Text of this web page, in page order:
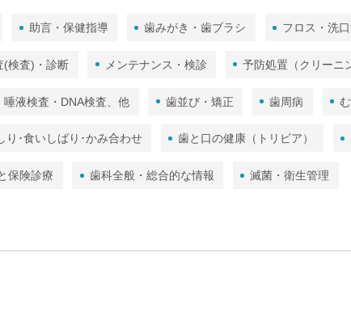
助言・保健指導 歯みがき・歯ブラシ フロス・洗
(検査)・診断 メンテナンス・検診 予防処置（クリーニ
唾液検査・DNA検査、他 歯並び・矯正 歯周病
り･食いしばり･かみ合わせ 歯と口の健康（トリビア）
保険診療 歯科全般・総合的な情報 滅菌・衛生管理